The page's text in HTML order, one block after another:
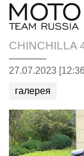
27.07.2023
галерея